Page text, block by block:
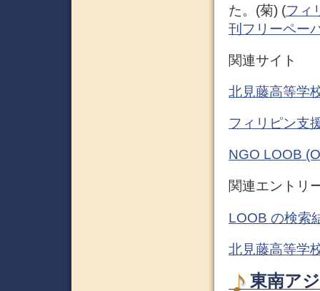
た。(菊) (フィ
刊フリーペー
関連サイト
北見藤高等学
フィリピン支
NGO LOOB
関連エントリ
LOOB の検索
北見藤高等学
東南ア